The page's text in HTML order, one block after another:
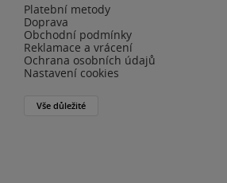
Platební metody
Doprava
Obchodní podmínky
Reklamace a vrácení
Ochrana osobních údajů
Nastavení cookies
Vše důležité